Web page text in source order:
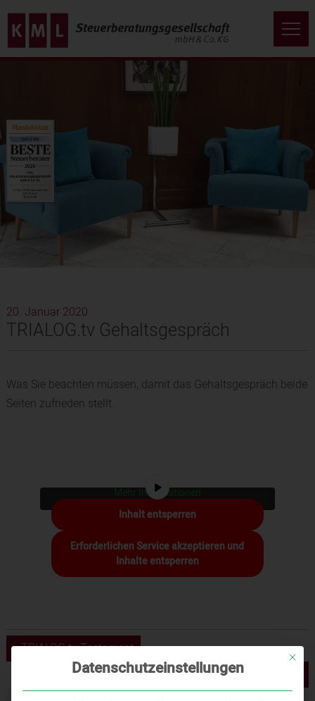
20. Januar 2020
TRIALOG.tv Gehaltsgespräch
Was Sie beachten müssen, damit das Gehaltsgespräch beide
Seiten zufrieden stellt.
Mehr Informationen
Inhalt entsperren
Erforderlichen Service akzeptieren und
Inhalte entsperren
« TRIALOG.tv Testament
TRIALOG.tv DATEV Unternehmen online »
Mit
Datenschutzeinstellungen